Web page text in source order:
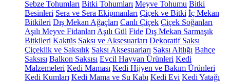
Sebze Tohumları Bitki Tohumları Meyve Tohumu Bitki
Besinleri Sera ve Sera Ekipmanları Çiçek ve Bitki İç Mekan
Bitkileri Dış Mekan Ağaçları Canlı Çiçek Çiçek Soğanları
Aşılı Meyve Fidanları Aşılı Gül Fide Dış Mekan Sarmaşık
Bitkileri Kaktüs Saksı ve Aksesuarları Dekoratif Saksı
Çiçeklik ve Saksılık Saksı Aksesuarları Saksı Altlığı Bahçe
Saksısı Balkon Saksısı Evcil Hayvan Ürünleri Kedi
Malzemeleri Kedi Maması Kedi Hijyen ve Bakım Ürünleri
Kedi Kumları Kedi Mama ve Su Kabı Kedi Evi Kedi Yatağı